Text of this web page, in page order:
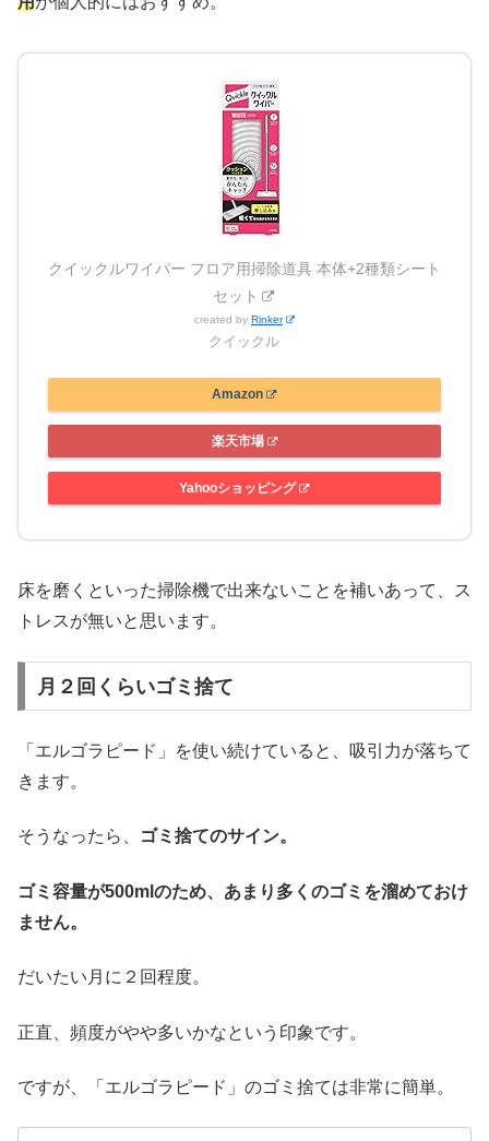
クイックルワイパー フロア用掃除道具 本体+2種類シート
セット
created by Rinker
クイックル
Amazon
楽天市場
Yahooショッピング
床を磨くといった掃除機で出来ないことを補いあって、ス
トレスが無いと思います。
月２回くらいゴミ捨て
「エルゴラピード」を使い続けていると、吸引力が落ちて
きます。
そうなったら、 ゴミ捨てのサイン。
ゴミ容量が500mlのため、あまり多くのゴミを溜めておけ
ません。
だいたい月に２回程度。
正直、頻度がやや多いかなという印象です。
ですが、「エルゴラピード」のゴミ捨ては非常に簡単。